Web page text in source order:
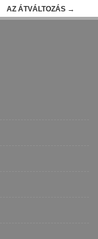
AZ ÁTVÁLTOZÁS →